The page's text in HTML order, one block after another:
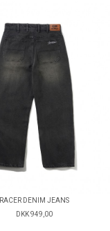
RACER DENIM JEANS
DKK 949,00